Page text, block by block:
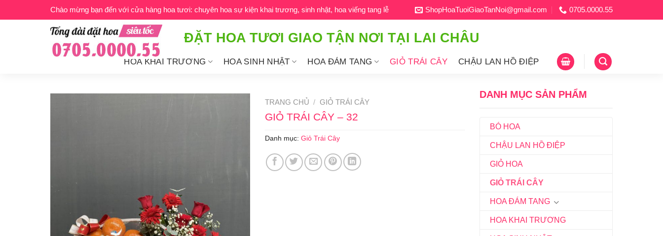
qua
Chào mừng bạn đến với cửa hàng hoa tươi: chuyên hoa sự kiện khai trương, sinh nhật, hoa viếng tang lễ ShopHoaTuoiGiaoTanNoi@gmail.com 0705.0000.55
ĐẶT HOA TƯƠI GIAO TẬN NƠI TẠI LAI CHÂU
HOA KHAI TRƯƠNG HOA SINH NHẬT HOA ĐÁM TANG GIỎ TRÁI CÂY CHẬU LAN HỒ ĐIỆP
DANH MỤC SẢN PHẨM
BÓ HOA
CHẬU LAN HỒ ĐIỆP
GIỎ HOA
GIỎ TRÁI CÂY
HOA ĐÁM TANG
HOA KHAI TRƯƠNG
TRANG CHỦ / GIỎ TRÁI CÂY
GIỎ TRÁI CÂY – 32
Danh mục: Giỏ Trái Cây